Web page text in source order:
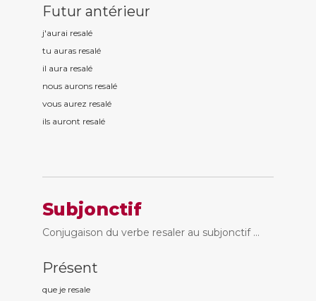
Futur antérieur
j'aurai resalé
tu auras resalé
il aura resalé
nous aurons resalé
vous aurez resalé
ils auront resalé
Subjonctif
Conjugaison du verbe resaler au subjonctif ...
Présent
que je resale